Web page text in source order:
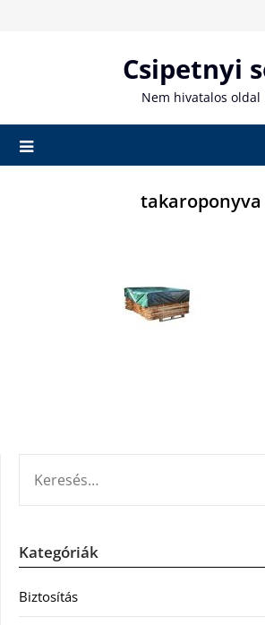
Csipetnyi
Nem hivatalos oldal
takaroponyva
Kategóriák
Biztosítás